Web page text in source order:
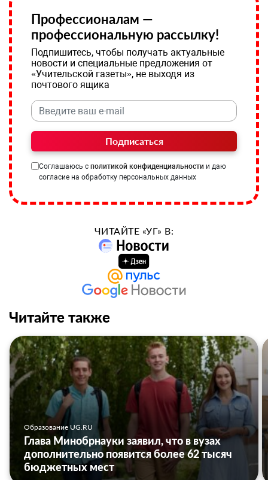
Профессионалам —
профессиональную рассылку!
Подпишитесь, чтобы получать актуальные
новости и специальные предложения от
«Учительской газеты», не выходя из
почтового ящика
Подписаться
Соглашаюсь с политикой конфиденциальности и даю
согласие на обработку персональных данных
ЧИТАЙТЕ «УГ» В:
Читайте также
Образование UG.RU
Глава Минобрнауки заявил, что в вузах
дополнительно появится более 62 тысяч
бюджетных мест